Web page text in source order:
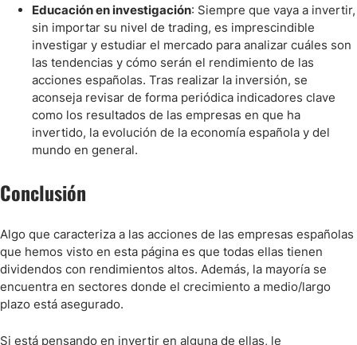
Educación en investigación: Siempre que vaya a invertir,
sin importar su nivel de trading, es imprescindible
investigar y estudiar el mercado para analizar cuáles son
las tendencias y cómo serán el rendimiento de las
acciones españolas. Tras realizar la inversión, se
aconseja revisar de forma periódica indicadores clave
como los resultados de las empresas en que ha
invertido, la evolución de la economía española y del
mundo en general.
Conclusión
Algo que caracteriza a las acciones de las empresas españolas
que hemos visto en esta página es que todas ellas tienen
dividendos con rendimientos altos. Además, la mayoría se
encuentra en sectores donde el crecimiento a medio/largo
plazo está asegurado.
Si está pensando en invertir en alguna de ellas, le